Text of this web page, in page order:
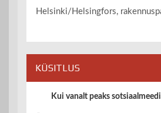
Helsinki/Helsingfors,
KÜSITLUS
Kui vanalt peaks